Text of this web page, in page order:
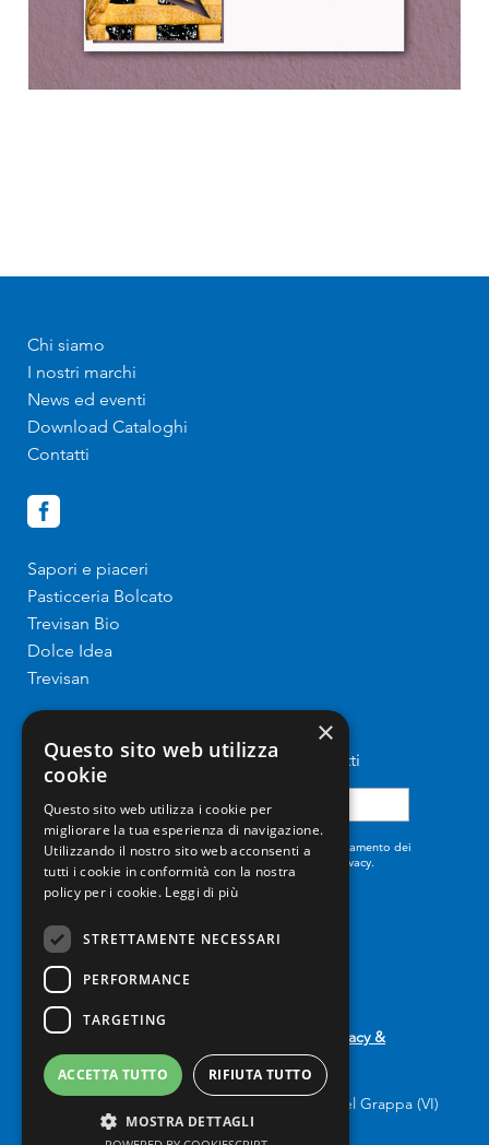
Chi siamo
I nostri marchi
News ed eventi
Download Cataloghi
Contatti
Sapori e piaceri
Pasticceria Bolcato
Trevisan Bio
Dolce Idea
Trevisan
Iscriviti alla newsletter
Resta sempre aggiornato sui nostri prodotti
Dichiaro di aver letto e compreso l'informativa sul trattamento dei
dati personali, disponibile alla pagina Informativa sulla privacy.
© 2019 by Fietta Spa. All rights reserved. –
Privacy &
Cookies–Credits
FIETTA Spa Via Portile, 12 – 36061 – Bassano del Grappa (VI)
tel. +39 0424 527.501 – fietta@fietta.it
×
Questo sito web utilizza
cookie
Questo sito web utilizza i cookie per
migliorare la tua esperienza di navigazione.
Utilizzando il nostro sito web acconsenti a
tutti i cookie in conformità con la nostra
policy per i cookie. Leggi di più
STRETTAMENTE NECESSARI
PERFORMANCE
TARGETING
ACCETTA TUTTO RIFIUTA TUTTO
MOSTRA DETTAGLI